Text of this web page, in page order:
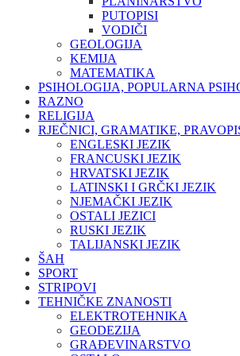
PUTOPISI
VODIČI
GEOLOGIJA
KEMIJA
MATEMATIKA
PSIHOLOGIJA, POPULARNA
RAZNO
RELIGIJA
RJEČNICI, GRAMATIKE,
ENGLESKI JEZIK
FRANCUSKI JEZIK
HRVATSKI JEZIK
LATINSKI I GRČKI JEZIK
NJEMAČKI JEZIK
OSTALI JEZICI
RUSKI JEZIK
TALIJANSKI JEZIK
ŠAH
SPORT
STRIPOVI
TEHNIČKE ZNANOSTI
ELEKTROTEHNIKA
GEODEZIJA
GRAĐEVINARSTVO